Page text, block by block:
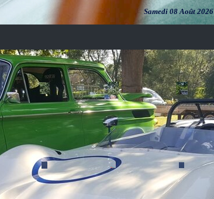
Samedi 08 Août 2026
Août 2026